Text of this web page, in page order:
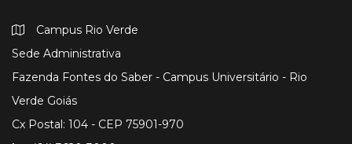
Campus Rio Verde
Sede Administrativa
Fazenda Fontes do Saber - Campus Universitário - Rio
Verde Goiás
Cx Postal: 104 - CEP 75901-970